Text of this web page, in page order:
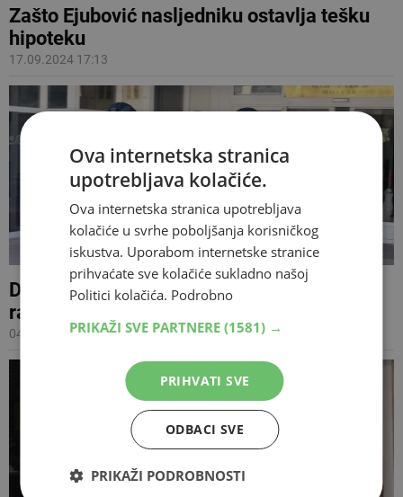
Zašto Ejubović nasljedniku ostavlja tešku
hipoteku
17.09.2024 17:13
DVOJE PRIVEDENIH FUP u akciji zbog
razbojničke krađe i iznude u HNŽ
04.04.2024 17:43
Ova internetska stranica
upotrebljava kolačiće.
Ova internetska stranica upotrebljava
kolačiće u svrhe poboljšanja korisničkog
iskustva. Uporabom internetske stranice
prihvaćate sve kolačiće sukladno našoj
Politici kolačića. Podrobno
PRIKAŽI SVE PARTNERE (1581) →
PRIHVATI SVE
ODBACI SVE
PRIKAŽI PODROBNOSTI